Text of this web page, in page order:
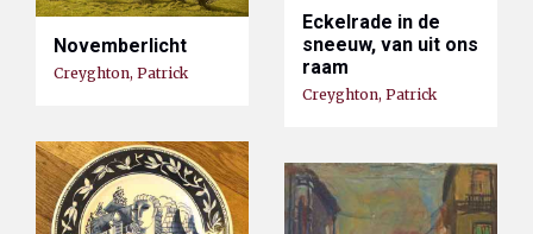
Eckelrade in de
sneeuw, van uit ons
raam
Creyghton, Patrick
Novemberlicht
Creyghton, Patrick